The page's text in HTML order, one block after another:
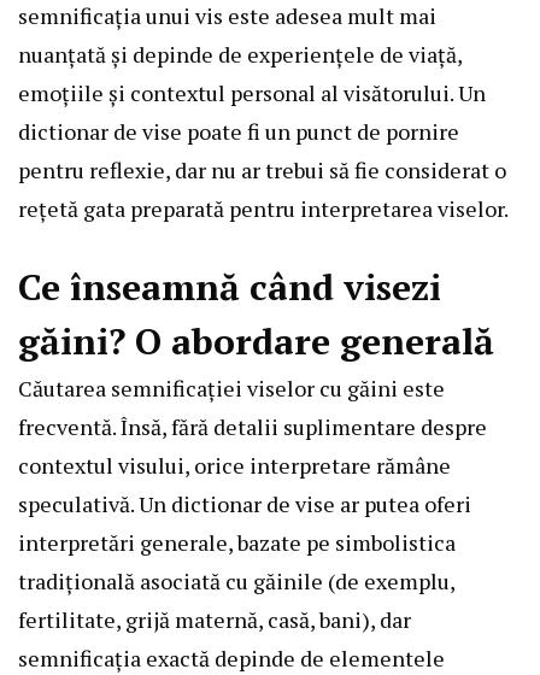
semnificația unui vis este adesea mult mai
nuanțată și depinde de experiențele de viață,
emoțiile și contextul personal al visătorului. Un
dictionar de vise poate fi un punct de pornire
pentru reflexie, dar nu ar trebui să fie considerat o
rețetă gata preparată pentru interpretarea viselor.
Ce înseamnă când visezi
găini? O abordare generală
Căutarea semnificației viselor cu găini este
frecventă. Însă, fără detalii suplimentare despre
contextul visului, orice interpretare rămâne
speculativă. Un dictionar de vise ar putea oferi
interpretări generale, bazate pe simbolistica
tradițională asociată cu găinile (de exemplu,
fertilitate, grijă maternă, casă, bani), dar
semnificația exactă depinde de elementele